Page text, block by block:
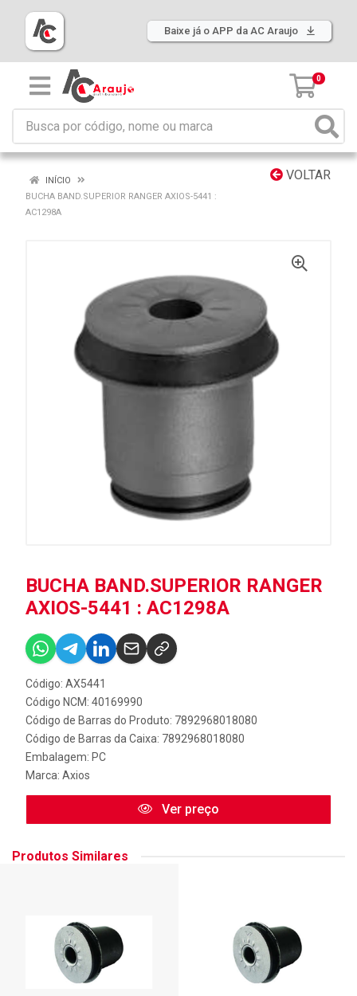
Baixe já o APP da AC Araujo
0
VOLTAR
INÍCIO
BUCHA BAND.SUPERIOR RANGER AXIOS-5441 :
AC1298A
BUCHA BAND.SUPERIOR RANGER
AXIOS-5441 : AC1298A
Código: AX5441
Código NCM: 40169990
Código de Barras do Produto: 7892968018080
Código de Barras da Caixa: 7892968018080
Embalagem: PC
Marca: Axios
Ver preço
Produtos Similares